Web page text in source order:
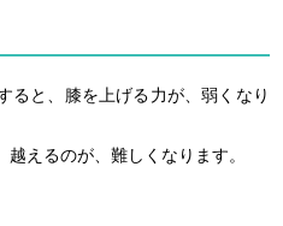
ると、膝を上げる力が、弱くなり
えるのが、難しくなります。